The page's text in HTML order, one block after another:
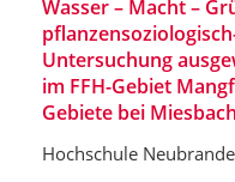
Wasser – Macht –
Untersuchung
im FFH-Gebiet
Gebiete bei Miesbach
Hochschule